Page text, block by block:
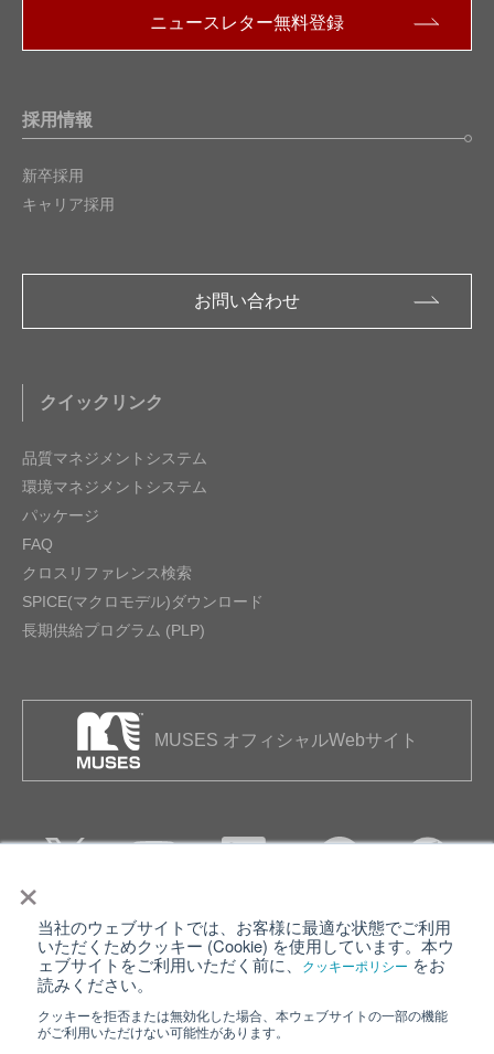
×
当社のウェブサイトでは、お客様に最適な状態でご利用
いただくためクッキー (Cookie) を使用しています。本ウ
ェブサイトをご利用いただく前に、
クッキーポリシー をお
読みください。
クッキーを拒否または無効化した場合、本ウェブサイトの一部の機能
がご利用いただけない可能性があります。
ニュースレター無料登録
採用情報
新卒採用
キャリア採用
お問い合わせ
クイックリンク
品質マネジメントシステム
環境マネジメントシステム
パッケージ
FAQ
クロスリファレンス検索
SPICE(マクロモデル)ダウンロード
長期供給プログラム (PLP)
MUSES オフィシャルWebサイト
個人情報保護について ウェブサイト利用規約
クッキーポリシー サイトマップ
日清紡ホールディングス